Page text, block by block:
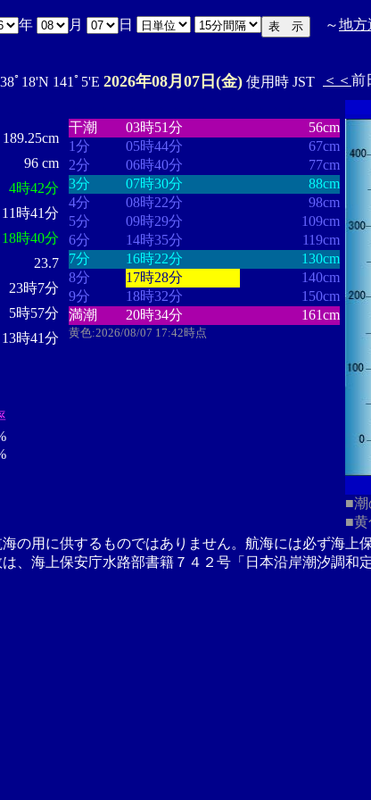
年 月 日 ～地方
38ﾟ18'N 141ﾟ5'E 2026年08月07日(金) 使用時 JST ＜＜ 前
189.25cm
96 cm
4時42分
11時41分
18時40分
23.7
23時7分
5時57分
13時41分
干潮
03時51分
56cm
1分
05時44分
67cm
2分
06時40分
77cm
3分
07時30分
88cm
4分
08時22分
98cm
5分
09時29分
109cm
6分
14時35分
119cm
7分
16時22分
130cm
8分
17時28分
140cm
9分
18時32分
150cm
満潮
20時34分 161cm
黄色:2026/08/07 17:42時点
■潮
■黄
の用に供するものではありません。航海には必ず海上
、海上保安庁水路部書籍７４２号「日本沿岸潮汐調和